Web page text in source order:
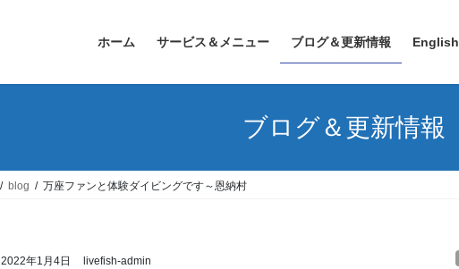
ホーム サービス＆メニュー ブログ＆更新情報 English
ブログ＆更新情報
blog 万座ファンと体験ダイビングです～恩納村
2022年1月4日 livefish-admin